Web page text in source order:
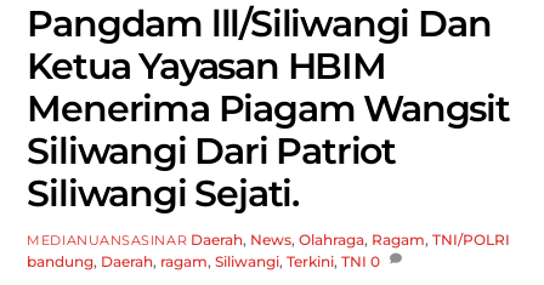
Pangdam lll/Siliwangi Dan
Ketua Yayasan HBIM
Menerima Piagam Wangsit
Siliwangi Dari Patriot
Siliwangi Sejati.
MEDIANUANSASINAR Daerah, News,Olahraga, Ragam,TNI/POLRI
bandung, Daerah, ragam,Siliwangi,Terkini,TNI 0